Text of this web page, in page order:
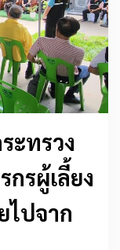
ะทรวง
กรผู้เลี้ยง
ปจาก